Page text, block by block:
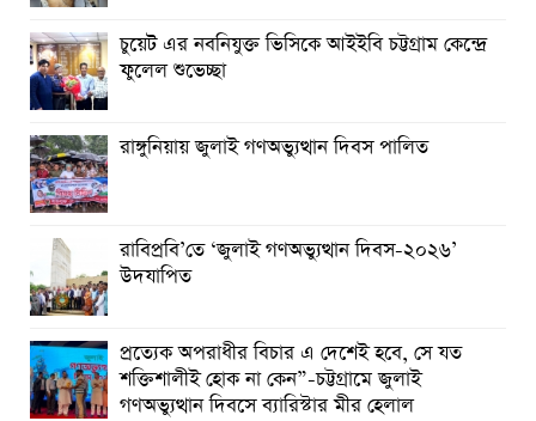
চুয়েট এর নবনিযুক্ত ভিসিকে আইইবি চট্টগ্রাম কেন্দ্রে
ফুলেল শুভেচ্ছা
রাঙ্গুনিয়ায় জুলাই গণঅভ্যুত্থান দিবস পালিত
রাবিপ্রবি’তে ‘জুলাই গণঅভ্যুত্থান দিবস-২০২৬’
উদযাপিত
প্রত্যেক অপরাধীর বিচার এ দেশেই হবে, সে যত
শক্তিশালীই হোক না কেন”-চট্টগ্রামে জুলাই
গণঅভ্যুত্থান দিবসে ব্যারিস্টার মীর হেলাল